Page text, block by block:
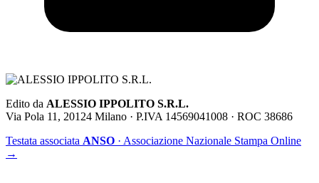
Edito da ALESSIO IPPOLITO S.R.L.
Via Pola 11, 20124 Milano · P.IVA 14569041008 · ROC 38686
Testata associata ANSO · Associazione Nazionale Stampa Online
→